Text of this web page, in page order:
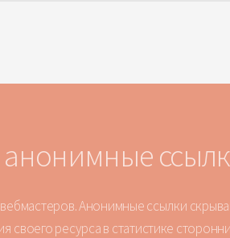
анонимные
Анонимные ссылки
своего ресурса в статистике